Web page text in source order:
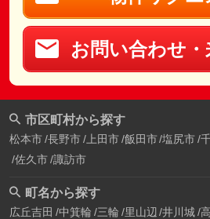
お問い合わせ
市区町村から探す
松本市 長野市 上田市 飯田市 塩尻市
佐久市 諏訪市
町名から探す
広丘吉田 中箕輪 三輪 里山辺 井川城